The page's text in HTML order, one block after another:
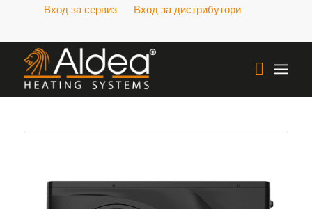
Вход за сервиз Вход за дистрибутори